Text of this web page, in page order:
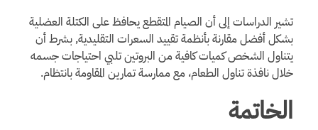
تشير الدراسات إلى أن الصيام المتقطع يحافظ على الكتلة العضلية
بشكل أفضل مقارنة بأنظمة تقييد السعرات التقليدية, بشرط أن
يتناول الشخص كميات كافية من البروتين تلبي احتياجات جسمه
خلال نافذة تناول الطعام، مع ممارسة تمارين المقاومة بانتظام.
الخاتمة